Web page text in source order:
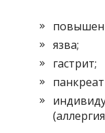
язва;
гастрит;